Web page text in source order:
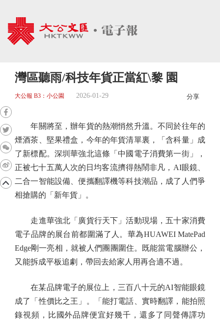
灣區聽雨/科技年貨正當紅\黎 園
大公報 B3：小公園 2026-01-29 分享
年關將至，辦年貨的熱潮悄然升溫。不同於往年的
煙酒茶、堅果禮盒，今年的年貨清單裏，「含科量」成
了新標配。深圳華強北這條「中國電子消費第一街」，
正被七十五萬人次的日均客流擠得熱鬧非凡，AI眼鏡、
二合一智能設備、便攜翻譯機等科技潮品，成了人們爭
相搶購的「新年貨」。
走進華強北「廣貨行天下」活動現場，五十家消費
電子品牌的展台前都圍滿了人。華為HUAWEI MatePad
Edge剛一亮相，就被人們團團圍住。既能當電腦辦公，
又能拆成平板追劇，帶回去給家人用再合適不過。
在某品牌電子的展位上，三百八十元的AI智能眼鏡
成了「性價比之王」。「能打電話、實時翻譯，能拍照
錄視頻，比國外品牌便宜好幾千，還多了同聲傳譯功